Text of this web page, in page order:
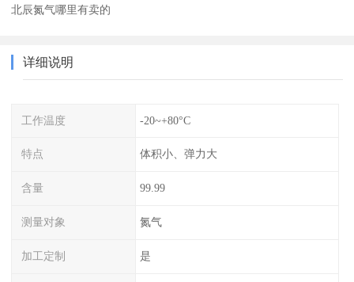
北辰氮气哪里有卖的
详细说明
工作温度 -20~+80°C
特点 体积小、弹力大
含量 99.99
测量对象 氮气
加工定制 是